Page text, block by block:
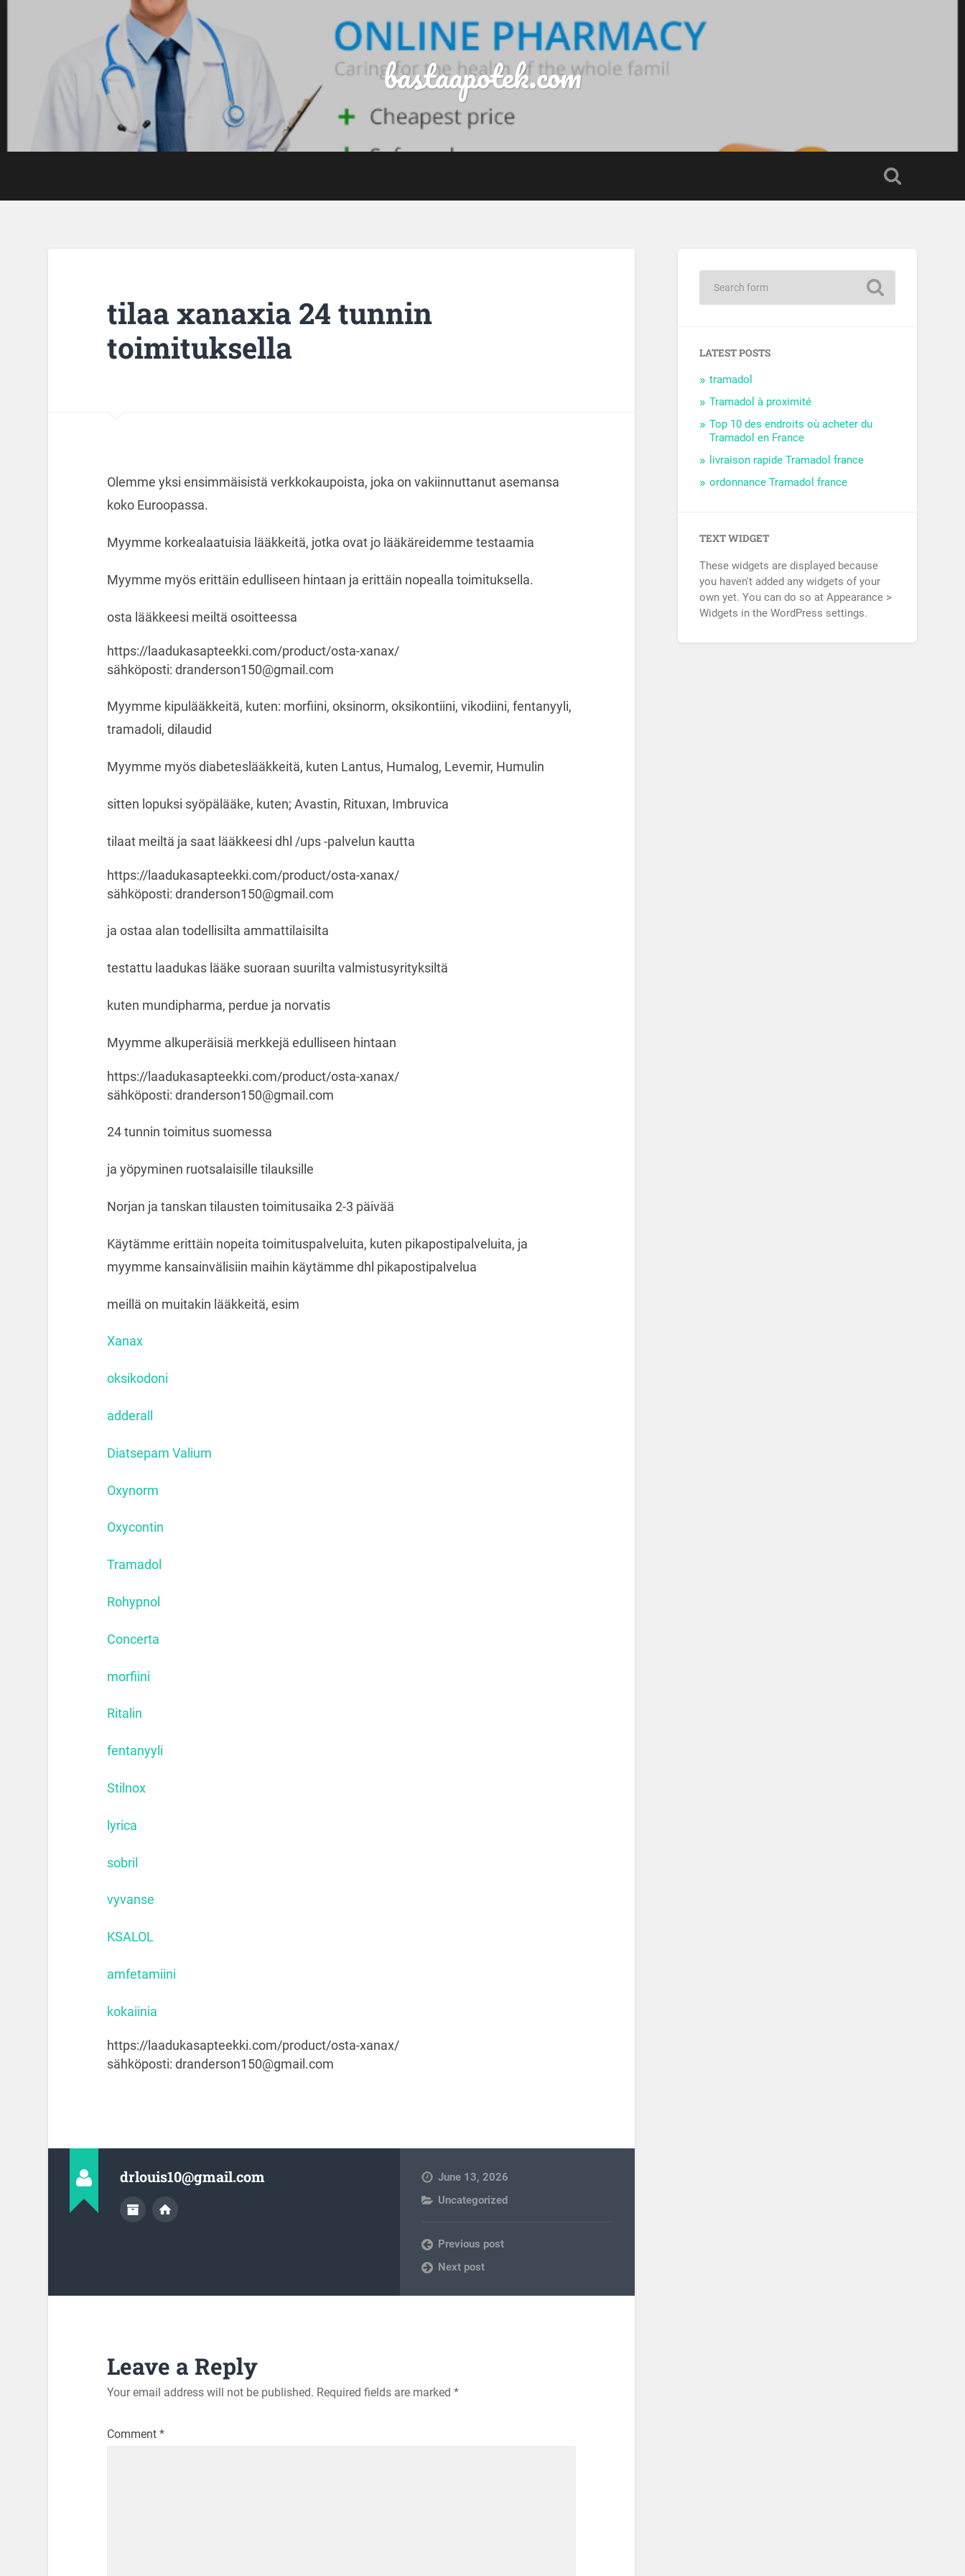
bastaapotek.com
tilaa xanaxia 24 tunnin
toimituksella
Olemme yksi ensimmäisistä verkkokaupoista, joka on vakiinnuttanut asemansa
koko Euroopassa.
Myymme korkealaatuisia lääkkeitä, jotka ovat jo lääkäreidemme testaamia
Myymme myös erittäin edulliseen hintaan ja erittäin nopealla toimituksella.
osta lääkkeesi meiltä osoitteessa
https://laadukasapteekki.com/product/osta-xanax/
sähköposti: dranderson150@gmail.com
Myymme kipulääkkeitä, kuten: morfiini, oksinorm, oksikontiini, vikodiini, fentanyyli,
tramadoli, dilaudid
Myymme myös diabeteslääkkeitä, kuten Lantus, Humalog, Levemir, Humulin
sitten lopuksi syöpälääke, kuten; Avastin, Rituxan, Imbruvica
tilaat meiltä ja saat lääkkeesi dhl /ups -palvelun kautta
https://laadukasapteekki.com/product/osta-xanax/
sähköposti: dranderson150@gmail.com
ja ostaa alan todellisilta ammattilaisilta
testattu laadukas lääke suoraan suurilta valmistusyrityksiltä
kuten mundipharma, perdue ja norvatis
Myymme alkuperäisiä merkkejä edulliseen hintaan
https://laadukasapteekki.com/product/osta-xanax/
sähköposti: dranderson150@gmail.com
24 tunnin toimitus suomessa
ja yöpyminen ruotsalaisille tilauksille
Norjan ja tanskan tilausten toimitusaika 2-3 päivää
Käytämme erittäin nopeita toimituspalveluita, kuten pikapostipalveluita, ja
myymme kansainvälisiin maihin käytämme dhl pikapostipalvelua
meillä on muitakin lääkkeitä, esim
Xanax
oksikodoni
adderall
Diatsepam Valium
Oxynorm
Oxycontin
Tramadol
Rohypnol
Concerta
morfiini
Ritalin
fentanyyli
Stilnox
lyrica
sobril
vyvanse
KSALOL
amfetamiini
kokaiinia
https://laadukasapteekki.com/product/osta-xanax/
sähköposti: dranderson150@gmail.com
drlouis10@gmail.com
June 13, 2026
Uncategorized
Previous post
Next post
Leave a Reply
Your email address will not be published. Required fields are marked *
Comment *
LATEST POSTS
tramadol
Tramadol à proximité
Top 10 des endroits où acheter du
Tramadol en France
livraison rapide Tramadol france
ordonnance Tramadol france
TEXT WIDGET
These widgets are displayed because
you haven't added any widgets of your
own yet. You can do so at Appearance >
Widgets in the WordPress settings.